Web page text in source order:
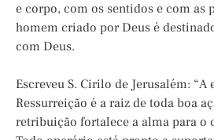
e corpo, com os sentidos e com as
homem criado por Deus é
com Deus.
Escreveu S. Cirilo de Jerusalém: “A
Ressurreição é a raiz de toda boa
retribuição fortalece a alma para o